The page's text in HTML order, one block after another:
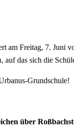
am Freitag, 7.
das sich die
Grundschule!
über